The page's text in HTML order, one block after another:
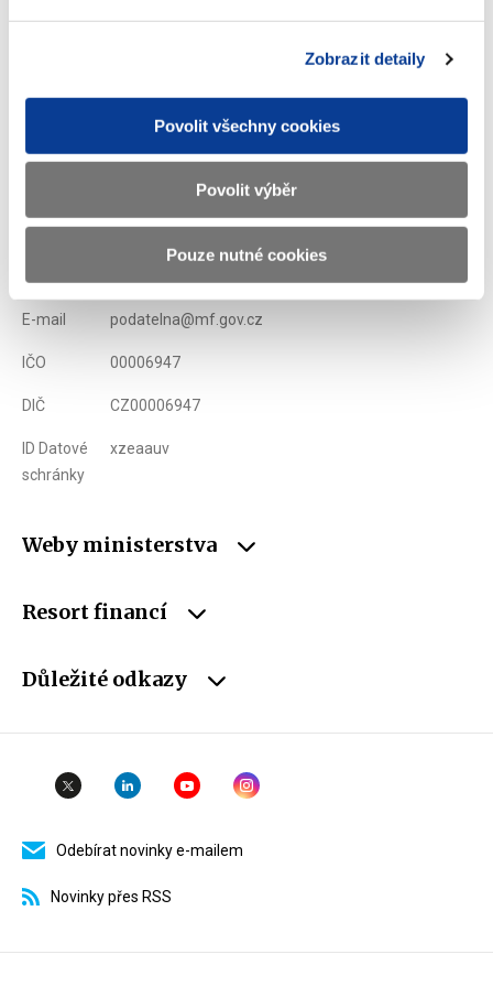
Zobrazit detaily
Povolit všechny cookies
Povolit výběr
Pouze nutné cookies
absurdní.
Doporučeno 442 ×
Ministerstvo financí ČR
Adresa
Telefon
E-mail podatelna@mf.gov.cz
IČO 00006947
DIČ CZ00006947
ID Datové
schránky
xzeaauv
Weby ministerstva
Resort financí
Důležité odkazy
Odebírat novinky e-mailem
Novinky přes RSS